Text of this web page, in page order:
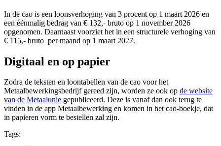
In de cao is een loonsverhoging van 3 procent op 1 maart 2026 en
een éénmalig bedrag van € 132,- bruto op 1 november 2026
opgenomen. Daarnaast voorziet het in een structurele verhoging van
€ 115,- bruto per maand op 1 maart 2027.
Digitaal en op papier
Zodra de teksten en loontabellen van de cao voor het
Metaalbewerkingsbedrijf gereed zijn, worden ze ook op de website
van de Metaalunie gepubliceerd. Deze is vanaf dan ook terug te
vinden in de app Metaalbewerking en komen in het cao-boekje, dat
in papieren vorm te bestellen zal zijn.
Tags: